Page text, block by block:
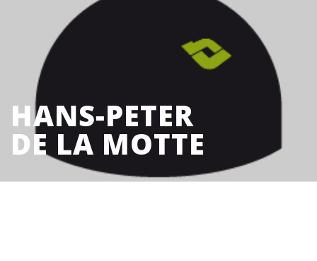
HANS-PETER
DE LA MOTTE